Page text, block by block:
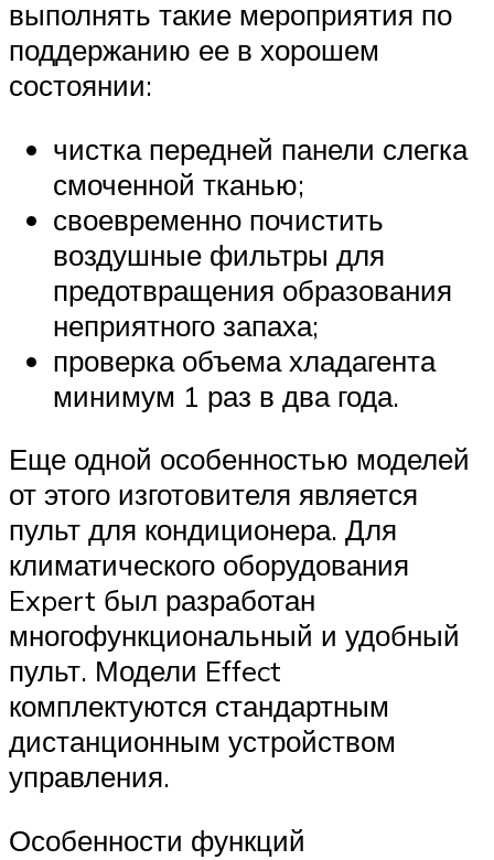
выполнять такие мероприятия по
поддержанию ее в хорошем
состоянии:
чистка передней панели слегка
смоченной тканью;
своевременно почистить
воздушные фильтры для
предотвращения образования
неприятного запаха;
проверка объема хладагента
минимум 1 раз в два года.
Еще одной особенностью моделей
от этого изготовителя является
пульт для кондиционера. Для
климатического оборудования
Expert был разработан
многофункциональный и удобный
пульт. Модели Effect
комплектуются стандартным
дистанционным устройством
управления.
Особенности функций